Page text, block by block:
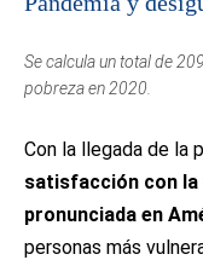
Se calcula un total de
pobreza en 2020.
Con la llegada de la
satisfacción con la
pronunciada en
personas más